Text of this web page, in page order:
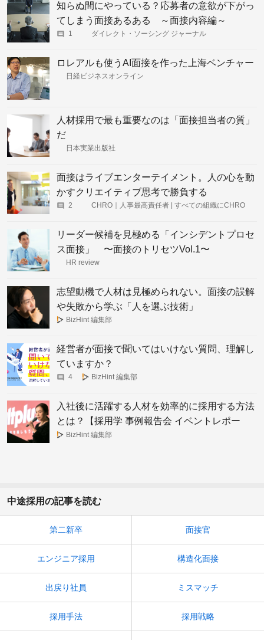
知らぬ間にやっている？応募者の意欲が下がっ
てしまう面接あるある ～面接内容編～
1 ダイレクト・ソーシング ジャーナル
ロレアルも使うAI面接を作った上海ベンチャー
日経ビジネスオンライン
人材採用で最も重要なのは「面接担当者の質」
だ
日本実業出版社
面接はライブエンターテイメント。人の心を動
かすクリエイティブ思考で勝負する
2
CHRO｜人事最高責任者 | すべての組織にCHRO
リーダー候補を見極める「インシデントプロセ
ス面接」 〜面接のトリセツVol.1〜
HR review
志望動機で人材は見極められない。面接の誤解
や失敗から学ぶ「人を選ぶ技術」
BizHint 編集部
経営者が面接で聞いてはいけない質問、理解し
ていますか？
4 BizHint 編集部
入社後に活躍する人材を効率的に採用する方法
とは？【採用学 事例報告会 イベントレポー
ト】BizHint 編集部
中途採用の記事を読む
第二新卒 面接官
エンジニア採用 構造化面接
出戻り社員 ミスマッチ
採用手法 採用戦略